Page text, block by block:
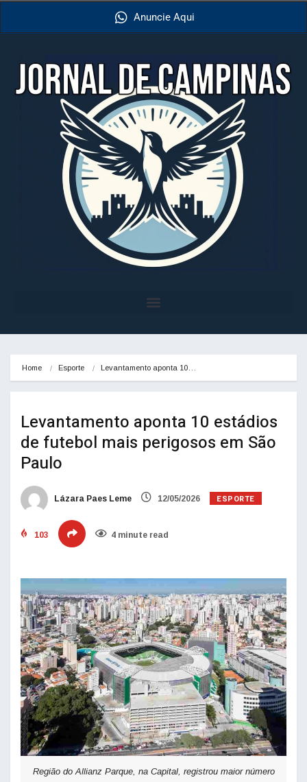
Anuncie Aqui
Home Esporte Levantamento aponta 10…
Levantamento aponta 10 estádios
de futebol mais perigosos em São
Paulo
Lázara Paes Leme 12/05/2026 ESPORTE
103 4 minute read
Região do Allianz Parque, na Capital, registrou maior número